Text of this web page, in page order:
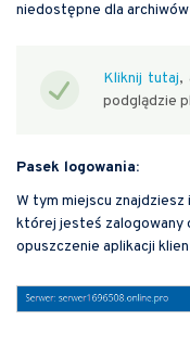
niedostępne dla
Kliknij tutaj,
podglądzie
Pasek logowania:
W tym miejscu
której jesteś zalogowany
opuszczenie aplikacji